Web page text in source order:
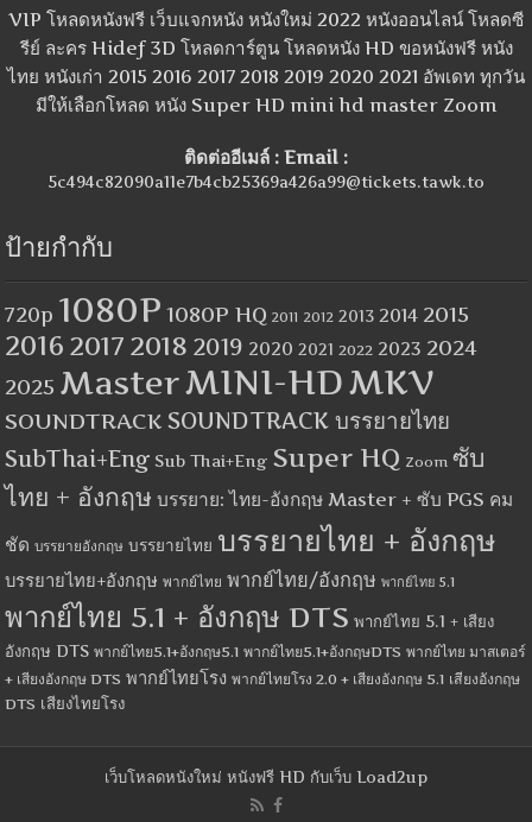
VIP โหลดหนังฟรี เว็บแจกหนัง หนังใหม่ 2022 หนังออนไลน์ โหลดซี
รีย์ ละคร Hidef 3D โหลดการ์ตูน โหลดหนัง HD ขอหนังฟรี หนัง
ไทย หนังเก่า 2015 2016 2017 2018 2019 2020 2021 อัพเดท ทุกวัน
มีให้เลือกโหลด หนัง Super HD mini hd master Zoom
ติดต่ออีเมล์ : Email :
5c494c82090a11e7b4cb25369a426a99@tickets.tawk.to
ป้ายกำกับ
720p 1080P 1080P HQ 2011 2012 2013 2014 2015
2016 2017 2018 2019 2020 2021 2022 2023 2024
2025 MasterMINI-HDMKV
SOUNDTRACK SOUNDTRACK บรรยายไทย
SubThai+Eng Sub Thai+Eng Super HQ Zoom ซับ
ไทย + อังกฤษ บรรยาย: ไทย-อังกฤษ Master + ซับ PGS คม
ชัด บรรยายอังกฤษ บรรยายไทย บรรยายไทย + อังกฤษ
บรรยายไทย+อังกฤษ พากย์ไทย พากย์ไทย/อังกฤษ พากย์ไทย 5.1
พากย์ไทย 5.1 + อังกฤษ DTS พากย์ไทย 5.1 + เสียง
อังกฤษ DTS พากย์ไทย5.1+อังกฤษ5.1 พากย์ไทย5.1+อังกฤษDTS พากย์ไทย มาสเตอร์
+ เสียงอังกฤษ DTS พากย์ไทยโรง พากย์ไทยโรง 2.0 + เสียงอังกฤษ 5.1 เสียงอังกฤษ
DTS เสียงไทยโรง
เว็บโหลดหนังใหม่ หนังฟรี HD กับเว็บ Load2up